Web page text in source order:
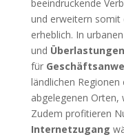
beeindruckende
und erweitern somit
erheblich. In
und Überlastungen
für
ländlichen Regionen
abgelegenen Orten,
Zudem profitieren
Internetzugang